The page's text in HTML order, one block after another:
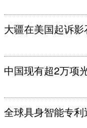
大疆在美国起诉
中国现有超2万项
全球具身智能专